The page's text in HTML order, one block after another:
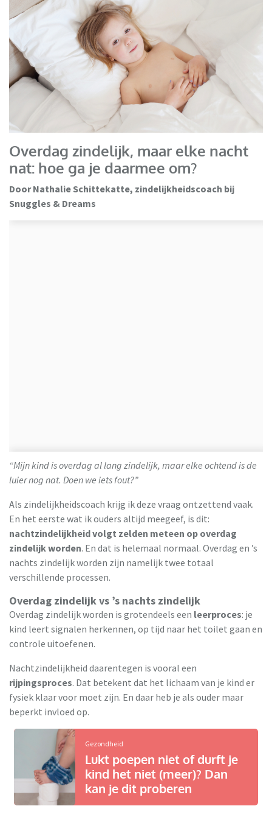
Overdag zindelijk, maar elke nacht
nat: hoe ga je daarmee om?
Door Nathalie Schittekatte, zindelijkheidscoach bij
Snuggles & Dreams
“Mijn kind is overdag al lang zindelijk, maar elke ochtend is de
luier nog nat. Doen we iets fout?”
Als zindelijkheidscoach krijg ik deze vraag ontzettend vaak.
En het eerste wat ik ouders altijd meegeef, is dit:
nachtzindelijkheid volgt zelden meteen op overdag
zindelijk worden. En dat is helemaal normaal. Overdag en ’s
nachts zindelijk worden zijn namelijk twee totaal
verschillende processen.
Overdag zindelijk vs ’s nachts zindelijk
Overdag zindelijk worden is grotendeels een leerproces: je
kind leert signalen herkennen, op tijd naar het toilet gaan en
controle uitoefenen.
Nachtzindelijkheid daarentegen is vooral een
rijpingsproces. Dat betekent dat het lichaam van je kind er
fysiek klaar voor moet zijn. En daar heb je als ouder maar
beperkt invloed op.
Gezondheid
Lukt poepen niet of durft je
kind het niet (meer)? Dan
kan je dit proberen